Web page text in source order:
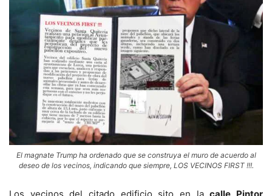
El magnate Trump ha ordenado que se construya el muro de acuerdo al
deseo de los vecinos, indicando que siempre, LOS VECINOS FIRST !!!.